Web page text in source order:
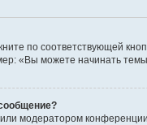
по соответствующей
«Вы можете начинать
модератором